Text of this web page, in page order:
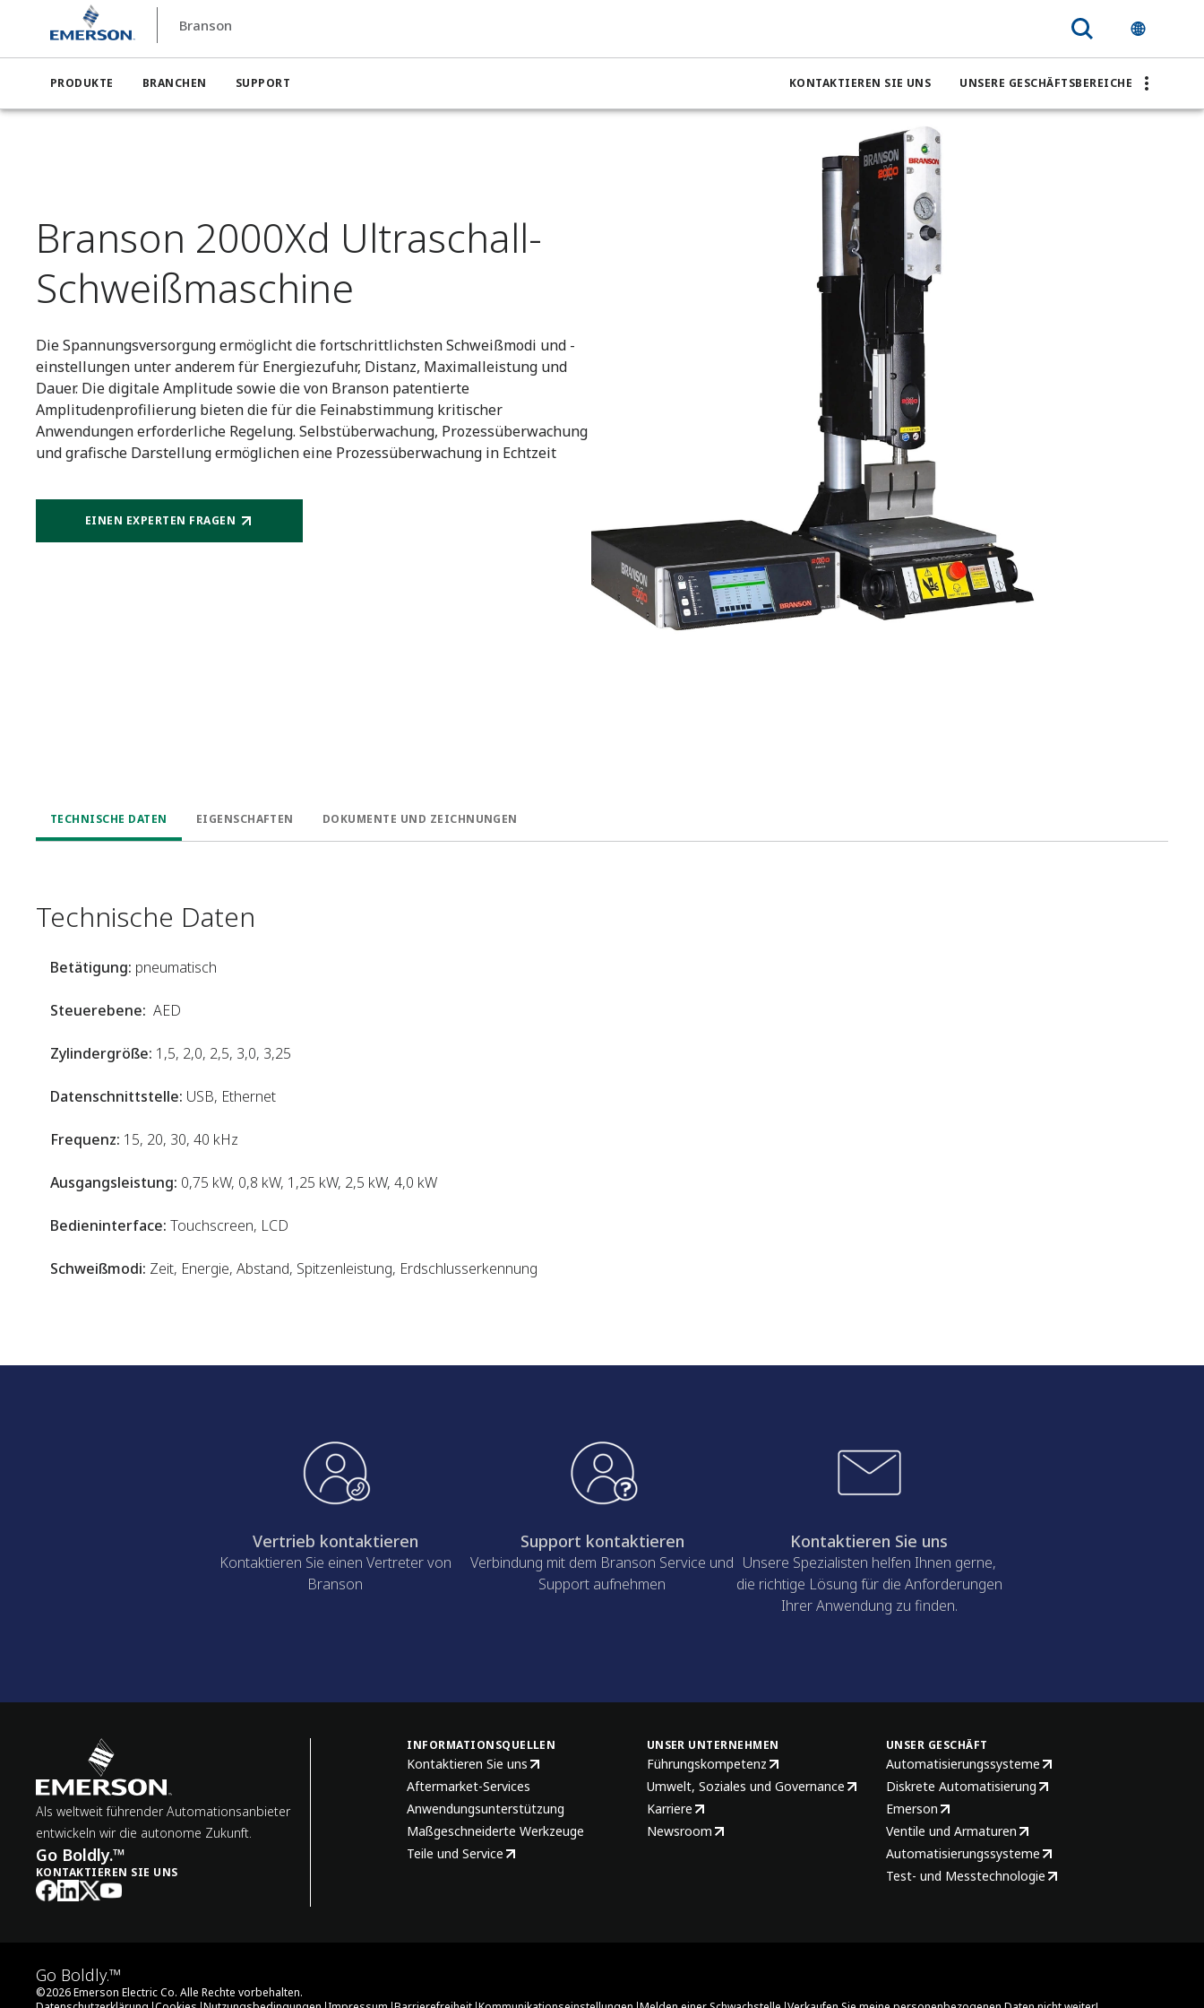
Branson
PRODUKTE BRANCHEN SUPPORT KONTAKTIEREN SIE UNS UNSERE GESCHÄFTSBEREICHE
Branson Branson Ultraschall-Kunststoffschweißmaschine 2000Xd
Branson 2000Xd Ultraschall-
Schweißmaschine
Die Spannungsversorgung ermöglicht die fortschrittlichsten Schweißmodi und -
einstellungen unter anderem für Energiezufuhr, Distanz, Maximalleistung und
Dauer. Die digitale Amplitude sowie die von Branson patentierte
Amplitudenprofilierung bieten die für die Feinabstimmung kritischer
Anwendungen erforderliche Regelung. Selbstüberwachung, Prozessüberwachung
und grafische Darstellung ermöglichen eine Prozessüberwachung in Echtzeit
EINEN EXPERTEN FRAGEN
TECHNISCHE DATEN EIGENSCHAFTEN DOKUMENTE UND ZEICHNUNGEN
Technische Daten
Betätigung: pneumatisch
Steuerebene: AED
Zylindergröße: 1,5, 2,0, 2,5, 3,0, 3,25
Datenschnittstelle: USB, Ethernet
Frequenz: 15, 20, 30, 40 kHz
Ausgangsleistung: 0,75 kW, 0,8 kW, 1,25 kW, 2,5 kW, 4,0 kW
Bedieninterface: Touchscreen, LCD
Schweißmodi: Zeit, Energie, Abstand, Spitzenleistung, Erdschlusserkennung
Vertrieb kontaktieren
Kontaktieren Sie einen Vertreter von
Branson
Support kontaktieren
Verbindung mit dem Branson Service und
Support aufnehmen
Kontaktieren Sie uns
Unsere Spezialisten helfen Ihnen gerne,
die richtige Lösung für die Anforderungen
Ihrer Anwendung zu finden.
Als weltweit führender Automationsanbieter
entwickeln wir die autonome Zukunft.
Go Boldly.™
KONTAKTIEREN SIE UNS
INFORMATIONSQUELLEN
Kontaktieren Sie uns
Aftermarket-Services
Anwendungsunterstützung
Maßgeschneiderte Werkzeuge
Teile und Service
UNSER UNTERNEHMEN
Führungskompetenz
Umwelt, Soziales und Governance
Karriere
Newsroom
UNSER GESCHÄFT
Automatisierungssysteme
Diskrete Automatisierung
Emerson
Ventile und Armaturen
Automatisierungssysteme
Test- und Messtechnologie
Go Boldly.™
©2026Emerson Electric Co. Alle Rechte vorbehalten.